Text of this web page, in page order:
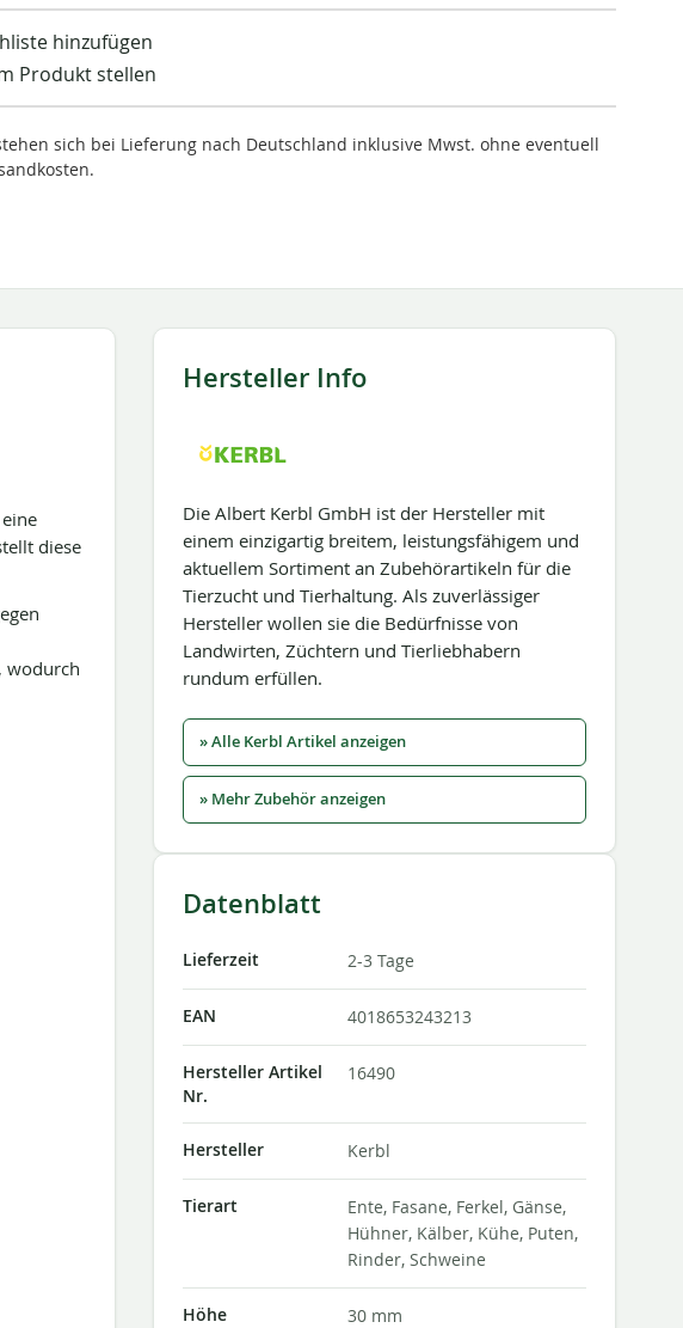
hinzufügen
Produkt stellen
sich bei Lieferung nach Deutschland inklusive Mwst. ohne eventuell
diese
wodurch
Hersteller Info
Die Albert Kerbl GmbH ist der Hersteller mit
einem einzigartig breitem, leistungsfähigem und
aktuellem Sortiment an Zubehörartikeln für die
Tierzucht und Tierhaltung. Als zuverlässiger
Hersteller wollen sie die Bedürfnisse von
Landwirten, Züchtern und Tierliebhabern
rundum erfüllen.
» Alle Kerbl Artikel anzeigen
» Mehr Zubehör anzeigen
Datenblatt
Lieferzeit 2-3 Tage
EAN 4018653243213
Hersteller Artikel
Nr.
16490
Hersteller Kerbl
Tierart
Ente, Fasane, Ferkel, Gänse,
Hühner, Kälber, Kühe, Puten,
Rinder, Schweine
Höhe 30 mm